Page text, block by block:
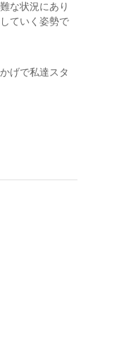
な状況にあり
ていく姿勢で
げで私達スタ